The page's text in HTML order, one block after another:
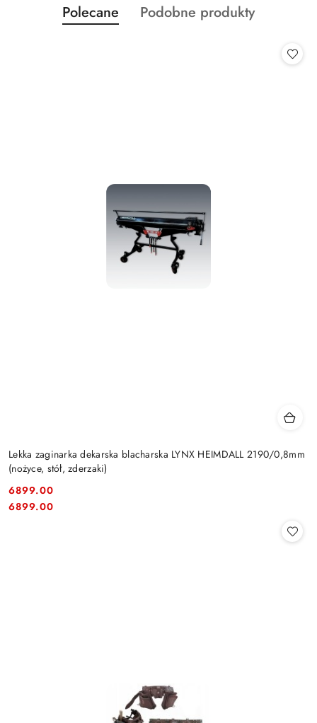
Pomiń karuzelę produktów
Produkty
o
Polecane
Produkty
Podobne produkty
Lekka zaginarka dekarska blacharska LYNX HEIMDALL 2190/0,8mm
(nożyce, stół, zderzaki)
Cena:
6899.00
Cena:
6899.00